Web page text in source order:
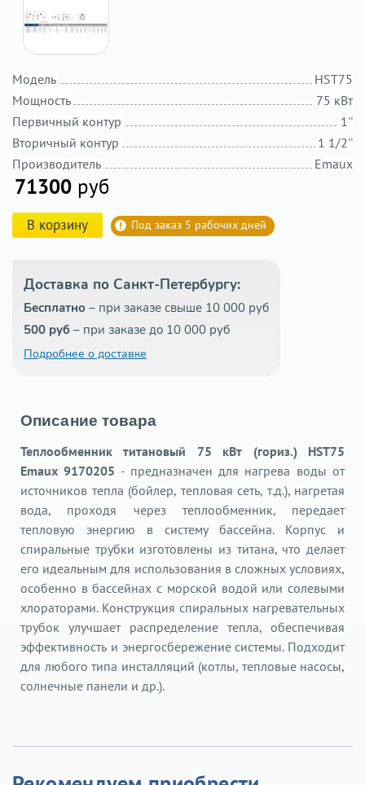
HST75
Модель
75 кВт
Мощность
1''
Первичный контур
1 1/2''
Вторичный контур
Emaux
Производитель
71300 руб
В корзину Под заказ 5 рабочих дней
Доставка по Санкт-Петербургу:
Бесплатно – при заказе свыше 10 000 руб
500 руб – при заказе до 10 000 руб
Подробнее о доставке
Описание товара
Теплообменник титановый 75 кВт (гориз.) HST75
Emaux 9170205 - предназначен для нагрева воды от
источников тепла (бойлер, тепловая сеть, т.д.), нагретая
вода, проходя через теплообменник, передает
тепловую энергию в систему бассейна. Корпус и
спиральные трубки изготовлены из титана, что делает
его идеальным для использования в сложных условиях,
особенно в бассейнах с морской водой или солевыми
хлораторами. Конструкция спиральных нагревательных
трубок улучшает распределение тепла, обеспечивая
эффективность и энергосбережение системы. Подходит
для любого типа инсталляций (котлы, тепловые насосы,
солнечные панели и др.).